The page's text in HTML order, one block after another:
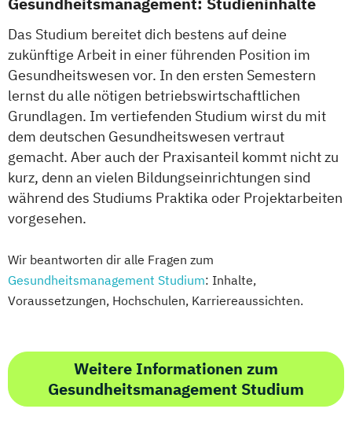
Das Studium bereitet dich bestens auf deine
zukünftige Arbeit in einer führenden Position im
Gesundheitswesen vor. In den ersten Semestern
lernst du alle nötigen betriebswirtschaftlichen
Grundlagen. Im vertiefenden Studium wirst du mit
dem deutschen Gesundheitswesen vertraut
gemacht. Aber auch der Praxisanteil kommt nicht zu
kurz, denn an vielen Bildungseinrichtungen sind
während des Studiums Praktika oder Projektarbeiten
vorgesehen.
Wir beantworten dir alle Fragen zum
Gesundheitsmanagement Studium: Inhalte,
Voraussetzungen, Hochschulen, Karriereaussichten.
Weitere Informationen zum
Gesundheitsmanagement Studium